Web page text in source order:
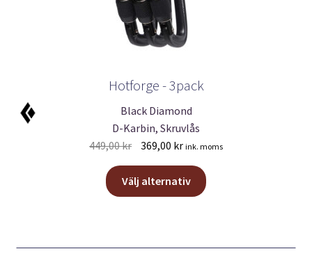
Hotforge - 3pack
Black Diamond
D-Karbin, Skruvlås
449,00kr
Det
priset
var:
369,00 krDet
priset
är:
ink. moms
Välj alternativ
Den
här